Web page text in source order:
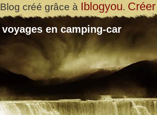
Blog créé grâce à Iblogyou.
voyages en camping-car